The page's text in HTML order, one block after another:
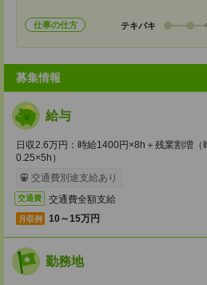
仕事の仕方 テキパキ
募集情報
給与
日収2.6万円：時給1400円×8h＋残業割増
0.25×5h）
交通費別途支給あり
交通費 交通費全額支給
月収例 10～15万円
勤務地